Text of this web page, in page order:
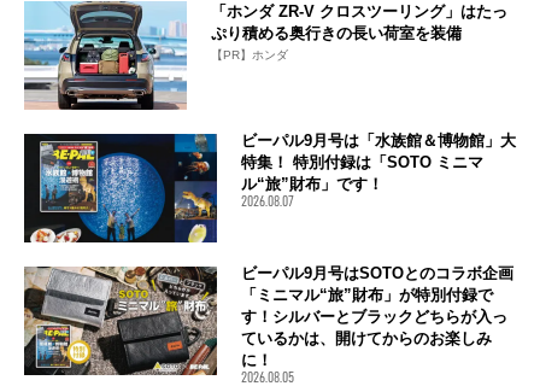
「ホンダ ZR-V クロスツーリング」はたっ
ぷり積める奥行きの長い荷室を装備
【PR】ホンダ
ビーパル9月号は「水族館＆博物館」大
特集！ 特別付録は「SOTO ミニマ
ル“旅”財布」です！
2026.08.07
ビーパル9月号はSOTOとのコラボ企画
「ミニマル“旅”財布」が特別付録で
す！シルバーとブラックどちらが入っ
ているかは、開けてからのお楽しみ
に！
2026.08.05